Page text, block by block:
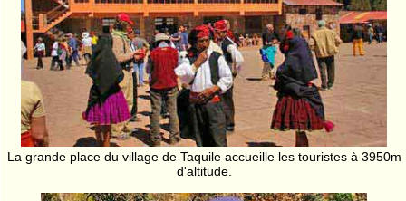
La grande place du village de Taquile accueille les touristes à 3950m
d'altitude.